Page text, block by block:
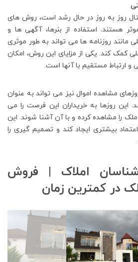
روز به روز در حال رشد است، روش های
هستند. استفاده از بنرها، آگهی ها و
مانند روزنامه ها می تواند به طور موثری
کمک کند. یکی از مزایای این روش، امکان
و ارتباط مستقیم با آنها است.
مشاهده اموال نیز می تواند به عنوان
روزها به خریداران این فرصت را می
را مشاهده کرده و با آن آشنا شوند. این
بیشتری ایجاد کند و تصمیم گیری را
املاک | فروش
در کمترین زمان